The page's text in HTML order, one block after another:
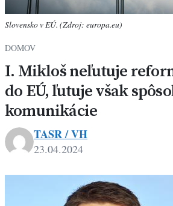
Slovensko v EÚ. (Zdroj: europa.eu)
DOMOV
I. Mikloš neľutuje
do EÚ, ľutuje však
komunikácie
TASR / VH
23.04.2024